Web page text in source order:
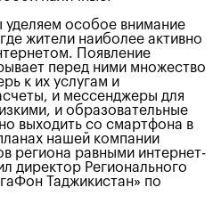
особое внимание
жители наиболее активно
Появление
перед ними множество
к их услугам и
и мессенджеры для
и образовательные
выходить со смартфона в
нашей компании
региона равными интернет-
директор Регионального
Таджикистан» по